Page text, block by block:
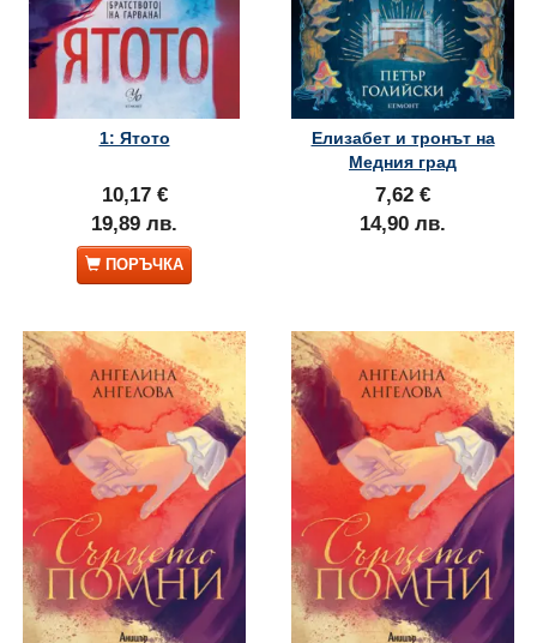
1: Ятото
10,17 €
19,89 лв.
ПОРЪЧКА
Елизабет и тронът на
Медния град
7,62 €
14,90 лв.